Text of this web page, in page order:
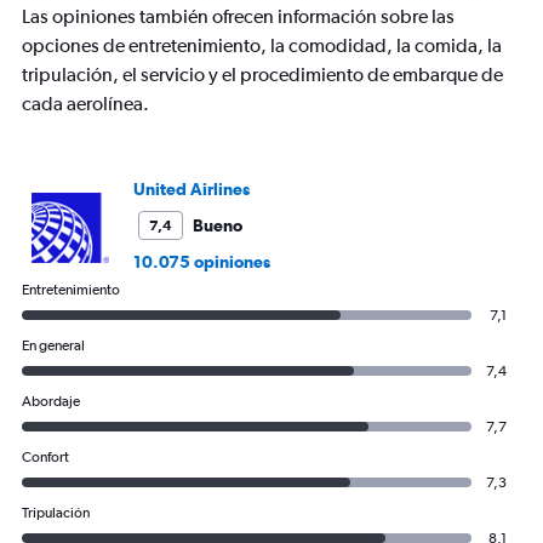
axis
displaying
values.
Range:
0
Las opiniones también ofrecen información sobre las
opciones de entretenimiento, la comodidad, la comida, la
tripulación, el servicio y el procedimiento de embarque de
cada aerolínea.
United Airlines
7,4
Bueno
10.075 opiniones
Entretenimiento
7,1
En general
7,4
Abordaje
7,7
Confort
7,3
Tripulación
8,1